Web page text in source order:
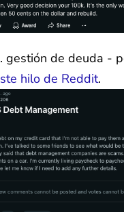
gestión de deuda -
hilo de Reddit.